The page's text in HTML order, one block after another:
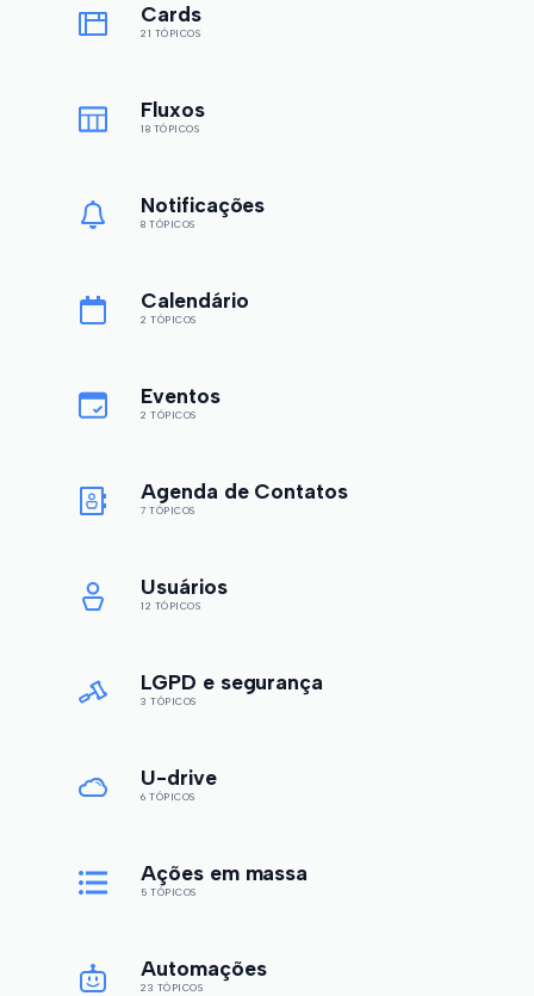
Cards
21 TÓPICOS
Fluxos
18 TÓPICOS
Notificações
8 TÓPICOS
Calendário
2 TÓPICOS
Eventos
2 TÓPICOS
Agenda de Contatos
7 TÓPICOS
Usuários
12 TÓPICOS
LGPD e segurança
3 TÓPICOS
U-drive
6 TÓPICOS
Ações em massa
5 TÓPICOS
Automações
23 TÓPICOS